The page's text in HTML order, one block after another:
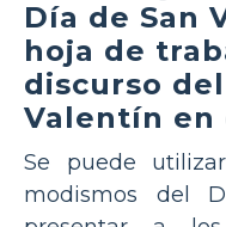
Día de San
hoja de
discurso
Valentín en
Se puede
modismos del